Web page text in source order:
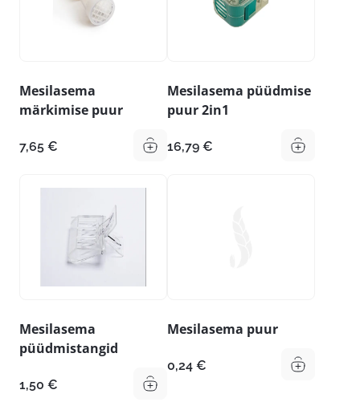
Mesilasema
märkimise puur
7,65 €
Mesilasema püüdmise
puur 2in1
16,79 €
Mesilasema
püüdmistangid
1,50 €
Mesilasema puur
0,24 €